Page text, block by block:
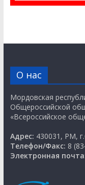
О нас
Мордовская
Общероссийской
«Всероссийское
Адрес: 430031, РМ,
Телефон/Факс: 8
Электронная